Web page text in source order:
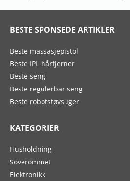
KATEGORIER
Husholdning
Soverommet
Elektronikk
BESTE SPONSEDE ARTIKLER
Beste massasjepistol
Beste IPL hårfjerner
Beste seng
Beste regulerbar seng
Beste robotstøvsuger